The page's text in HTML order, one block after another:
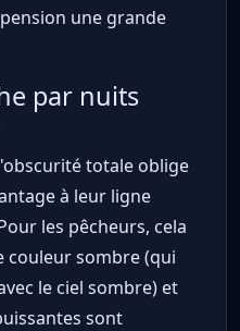
une grande
par nuits
totale oblige
à leur ligne
les pêcheurs, cela
couleur sombre (qui
le ciel sombre) et
sont